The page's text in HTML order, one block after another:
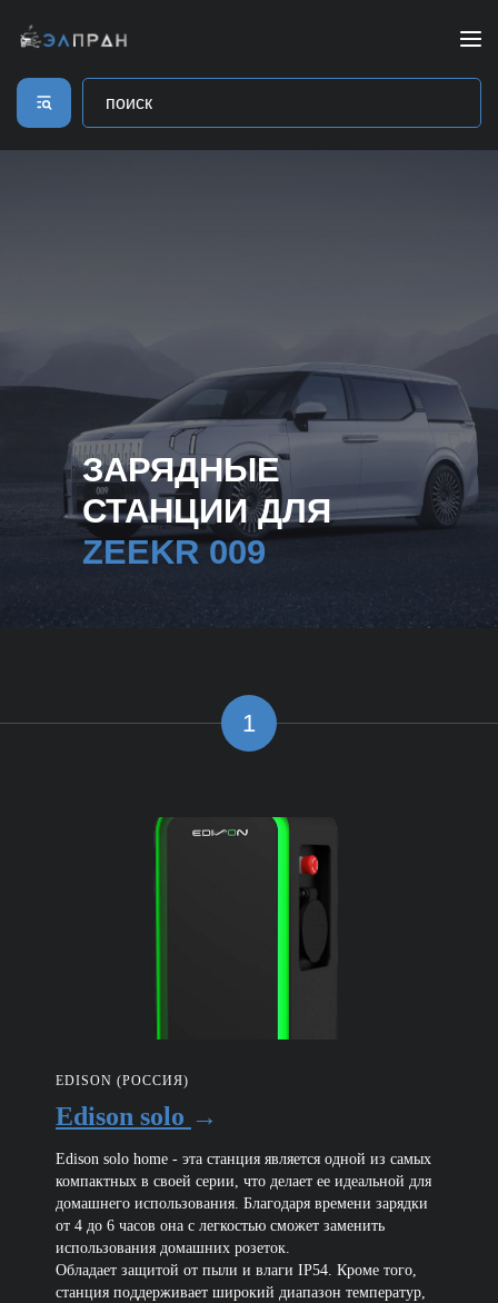
ЗАРЯДНЫЕ
СТАНЦИИ ДЛЯ
ZEEKR 009
1
EDISON (РОССИЯ)
Edison solo →
Edison solo home - эта станция является одной из самых
компактных в своей серии, что делает ее идеальной для
домашнего использования. Благодаря времени зарядки
от 4 до 6 часов она с легкостью сможет заменить
использования домашних розеток.
Обладает защитой от пыли и влаги IP54. Кроме того,
станция поддерживает широкий диапазон температур,